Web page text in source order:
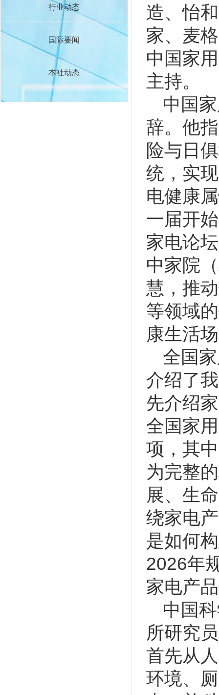
行业动态
国际要闻
本社动态
造、怡
家、麦
中国家
主持。
中国
辞。他
险与日
统，实
电健康
一届开
家电论
中家院
慧，推
等领域
康生活
全国
介绍了
先介绍
全国家
项，其
为完整
展、生
绕家电
是如何
2026年
家电产
中国
所研究
首先从
环境、